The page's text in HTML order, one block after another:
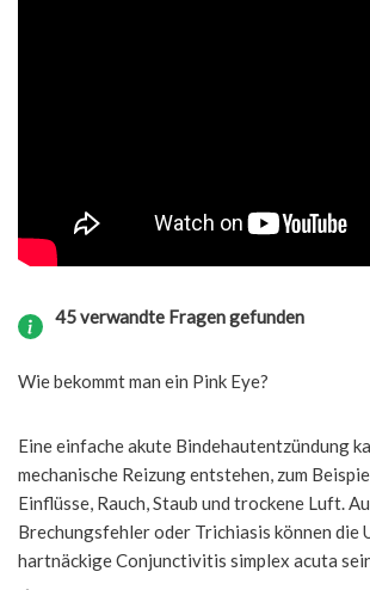
45 verwandte Fragen gefunden
Wie bekommt man ein Pink Eye?
Eine einfache akute Bindehautentzündung
mechanische Reizung entstehen, zum
Einflüsse, Rauch, Staub und trockene Luft.
Brechungsfehler oder Trichiasis können die
hartnäckige Conjunctivitis simplex acuta